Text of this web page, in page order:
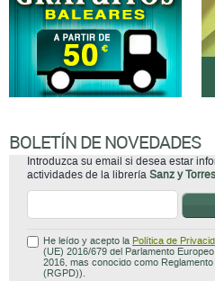
BOLETÍN DE NOVEDADES
Introduzca su email si desea estar
actividades de la librería Sanz y Torres
He leído y acepto la Política de
(UE) 2016/679 del Parlamento
2016, mas conocido como
(RGPD)).